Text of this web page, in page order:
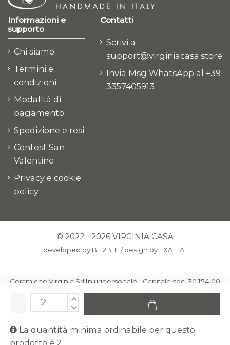
La quantità minima ordinabile per questo
prodotto è 2.
Informazioni e
supporto
Chi siamo
Termini e
condizioni
Modalità di
pagamento
Spedizione e resi
Contest San
Valentino
Privacy e cookie
policy
Contatti
Scrivi a
support@virginiacasa.store
Invia Msg WhatsApp al +39
3357405913
© 2022 - 2026 VIRGINIA CASA
developed by BIT2BIT /design by EXALTA
Ceramiche Virginia Srl [pluripersonale - Capitale soc. 30.154,00
euro i.v.] - Via Virginio 378 – 50025 Montespertoli, loc. Anselmo
ceramichevirginia@pec.it